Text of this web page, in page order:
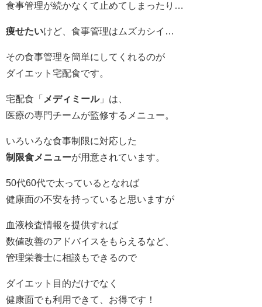
食事管理が続かなくて止めてしまったり…
痩せたいけど、食事管理はムズカシイ…
その食事管理を簡単にしてくれるのが
ダイエット宅配食です。
宅配食「 メディミール」は、
医療の専門チームが監修するメニュー。
いろいろな食事制限に対応した
制限食メニューが用意されています。
50代60代で太っているとなれば
健康面の不安を持っていると思いますが
血液検査情報を提供すれば
数値改善のアドバイスをもらえるなど、
管理栄養士に相談もできるので
ダイエット目的だけでなく
健康面でも利用できて、お得です！